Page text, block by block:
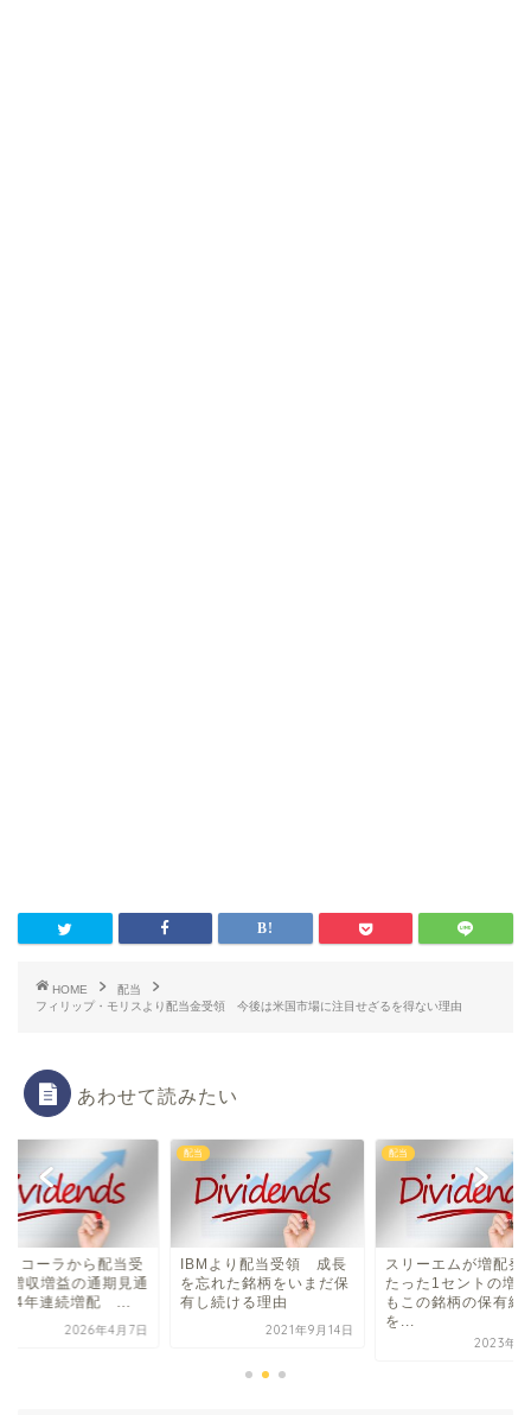
HOME
配当
フィリップ・モリスより配当金受領 今後は米国市場に注目せざるを得ない理由
あわせて読みたい
・コーラから配当受
収増益の通期見通
64年連続増配 ...
2026年4月7日
配当
IBMより配当受領 成長
を忘れた銘柄をいまだ保
有し続ける理由
2021年9月14日
配当
スリーエムが増配
たった1セントの増
もこの銘柄の保有継
を...
2023年2